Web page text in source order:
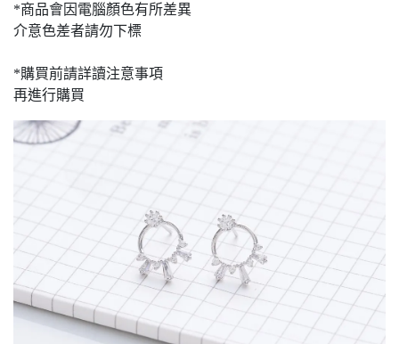
*商品會因電腦顏色有所差異
介意色差者請勿下標
*購買前請詳讀注意事項
再進行購買